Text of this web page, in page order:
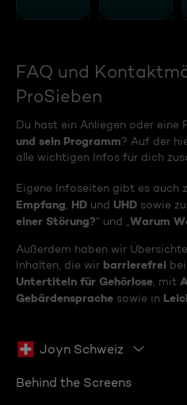
FAQ und
ProSieben
Du hast ein Anliegen oder eine
und sein Programm? Auf der
alle wichtigen Infos für dich
Eigene Infoseiten gibt es auch
Empfang HD und UHD sowie zu
einer Störung?“ und „ Warum
Außerdem haben wir
Inhalten, die wir barrierefrei
Untertiteln für Gehörlose , mit
Gebärdensprache sowie in
Joyn Schweiz
Behind the Screens